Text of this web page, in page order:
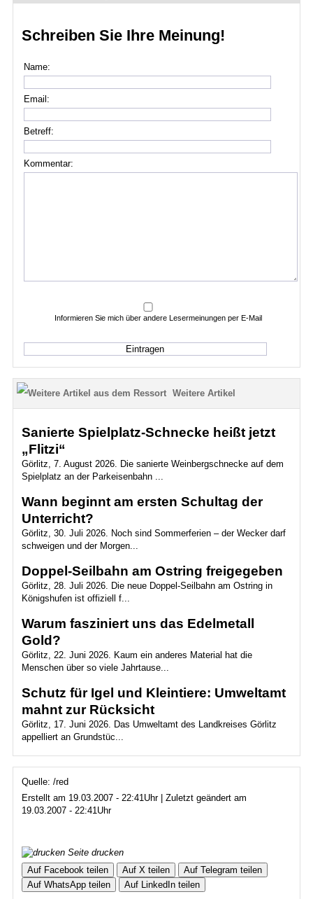
Schreiben Sie Ihre Meinung!
Name:
Email:
Betreff:
Kommentar:
Informieren Sie mich über andere Lesermeinungen per E-Mail
Weitere Artikel
Sanierte Spielplatz-Schnecke heißt jetzt
„Flitzi“
Görlitz, 7. August 2026. Die sanierte Weinbergschnecke auf dem
Spielplatz an der Parkeisenbahn ...
Wann beginnt am ersten Schultag der
Unterricht?
Görlitz, 30. Juli 2026. Noch sind Sommerferien – der Wecker darf
schweigen und der Morgen...
Doppel-Seilbahn am Ostring freigegeben
Görlitz, 28. Juli 2026. Die neue Doppel-Seilbahn am Ostring in
Königshufen ist offiziell f...
Warum fasziniert uns das Edelmetall
Gold?
Görlitz, 22. Juni 2026. Kaum ein anderes Material hat die
Menschen über so viele Jahrtause...
Schutz für Igel und Kleintiere: Umweltamt
mahnt zur Rücksicht
Görlitz, 17. Juni 2026. Das Umweltamt des Landkreises Görlitz
appelliert an Grundstüc...
Quelle: /red
Erstellt am 19.03.2007 - 22:41Uhr | Zuletzt geändert am
19.03.2007 - 22:41Uhr
Seite drucken
Auf Facebook teilen
Auf X teilen
Auf Telegram teilen
Auf WhatsApp teilen
Auf LinkedIn teilen